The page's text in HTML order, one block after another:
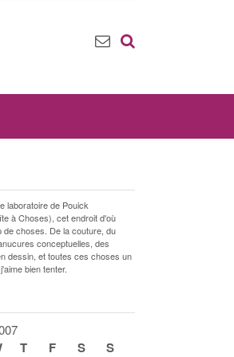
laboratoire de Pouick
à Choses), cet endroit d'où
de choses. De la couture, du
conceptuelles, des
dessin, et toutes ces choses un
bien tenter.
T F S S